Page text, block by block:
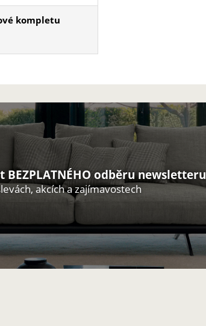
kompletu
odběru newsletteru
akcích a zajímavostech